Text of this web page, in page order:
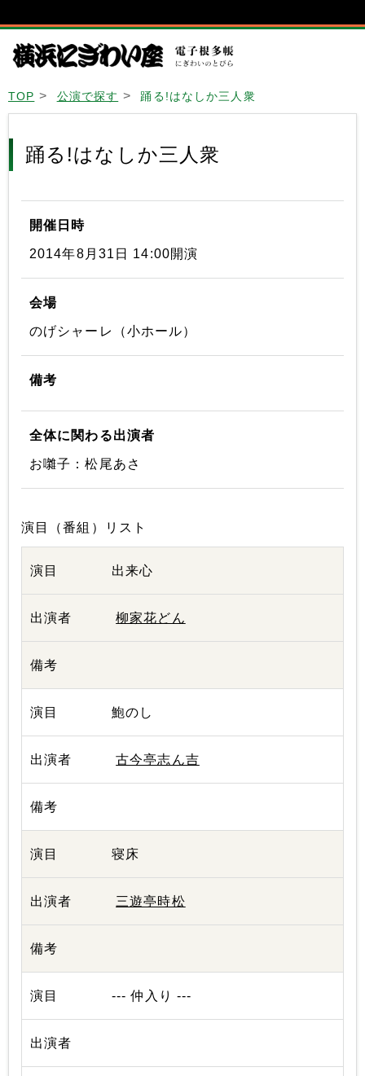
TOP 公演で探す 踊る!はなしか三人衆
踊る!はなしか三人衆
開催日時
2014年8月31日 14:00開演
会場
のげシャーレ（小ホール）
備考
全体に関わる出演者
お囃子：松尾あさ
演目（番組）リスト
出来心
柳家花どん
鮑のし
古今亭志ん吉
寝床
三遊亭時松
--- 仲入り ---